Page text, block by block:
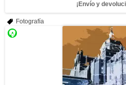
¡Envío y
Fotografía